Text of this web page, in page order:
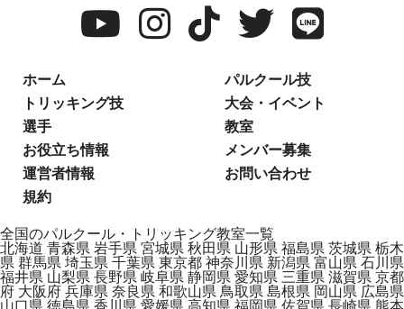
ホーム
パルクール技
トリッキング技
大会・イベント
選手
教室
お役立ち情報
メンバー募集
運営者情報
お問い合わせ
規約
全国のパルクール・トリッキング教室一覧
北海道 青森県 岩手県 宮城県 秋田県 山形県 福島県 茨城県 栃木
県 群馬県 埼玉県 千葉県 東京都 神奈川県 新潟県 富山県 石川県
福井県 山梨県 長野県 岐阜県 静岡県 愛知県 三重県 滋賀県 京都
府 大阪府 兵庫県 奈良県 和歌山県 鳥取県 島根県 岡山県 広島県